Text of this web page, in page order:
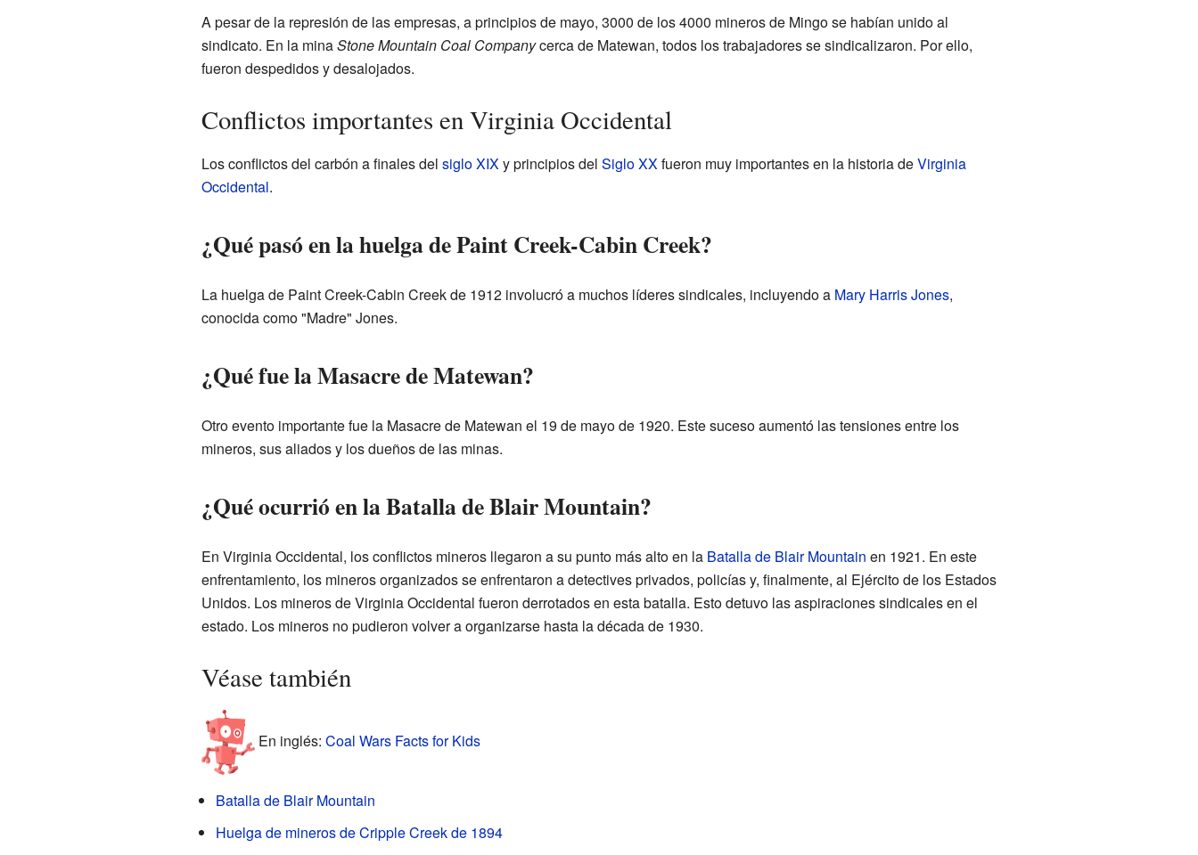
A pesar de la represión de las empresas, a principios de mayo, 3000 de los 4000 mineros de Mingo se habían unido al
sindicato. En la minaStone Mountain Coal Companycerca de Matewan, todos los trabajadores se sindicalizaron. Por ello,
fueron despedidos y desalojados.
Conflictos importantes en Virginia Occidental
Los conflictos del carbón a finales del siglo XIXy principios del Siglo XXfueron muy importantes en la historia deVirginia
Occidental.
¿Qué pasó en la huelga de Paint Creek-Cabin Creek?
La huelga de Paint Creek-Cabin Creek de 1912 involucró a muchos líderes sindicales, incluyendo a Mary Harris Jones,
conocida como "Madre" Jones.
¿Qué fue la Masacre de Matewan?
Otro evento importante fue la Masacre de Matewan el 19 de mayo de 1920. Este suceso aumentó las tensiones entre los
mineros, sus aliados y los dueños de las minas.
¿Qué ocurrió en la Batalla de Blair Mountain?
En Virginia Occidental, los conflictos mineros llegaron a su punto más alto en la Batalla de Blair Mountain en 1921. En este
enfrentamiento, los mineros organizados se enfrentaron a detectives privados, policías y, finalmente, al Ejército de los Estados
Unidos. Los mineros de Virginia Occidental fueron derrotados en esta batalla. Esto detuvo las aspiraciones sindicales en el
estado. Los mineros no pudieron volver a organizarse hasta la década de 1930.
Véase también
En inglés: Coal Wars Facts for Kids
Batalla de Blair Mountain
Huelga de mineros de Cripple Creek de 1894